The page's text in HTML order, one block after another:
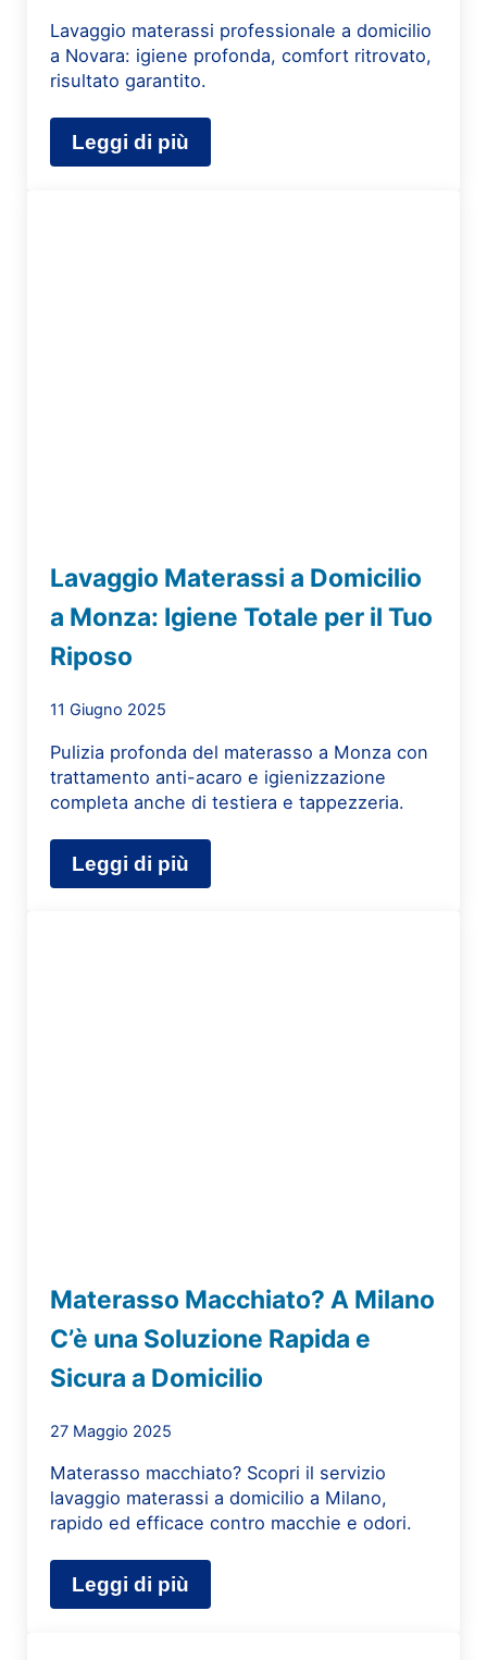
Lavaggio materassi professionale a domicilio
a Novara: igiene profonda, comfort ritrovato,
risultato garantito.
Leggi di piùLavaggio Materassi a Domicilio a
Lavaggio Materassi a Domicilio
a Monza: Igiene Totale per il Tuo
Riposo
11 Giugno 2025
Pulizia profonda del materasso a Monza con
trattamento anti-acaro e igienizzazione
completa anche di testiera e tappezzeria.
Leggi di piùLavaggio Materassi a Domicilio a
Materasso Macchiato? A Milano
C’è una Soluzione Rapida e
Sicura a Domicilio
27 Maggio 2025
Materasso macchiato? Scopri il servizio
lavaggio materassi a domicilio a Milano,
rapido ed efficace contro macchie e odori.
Leggi di piùMaterasso Macchiato? A Milano